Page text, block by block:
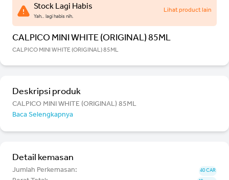
Stock Lagi Habis
Yah.. lagi habis nih.
Lihat product lain
CALPICO MINI WHITE (ORIGINAL) 85ML
CALPICO MINI WHITE (ORIGINAL) 85ML
Deskripsi produk
CALPICO MINI WHITE (ORIGINAL) 85ML
Baca Selengkapnya
Detail kemasan
Jumlah Perkemasan: 40 CAR